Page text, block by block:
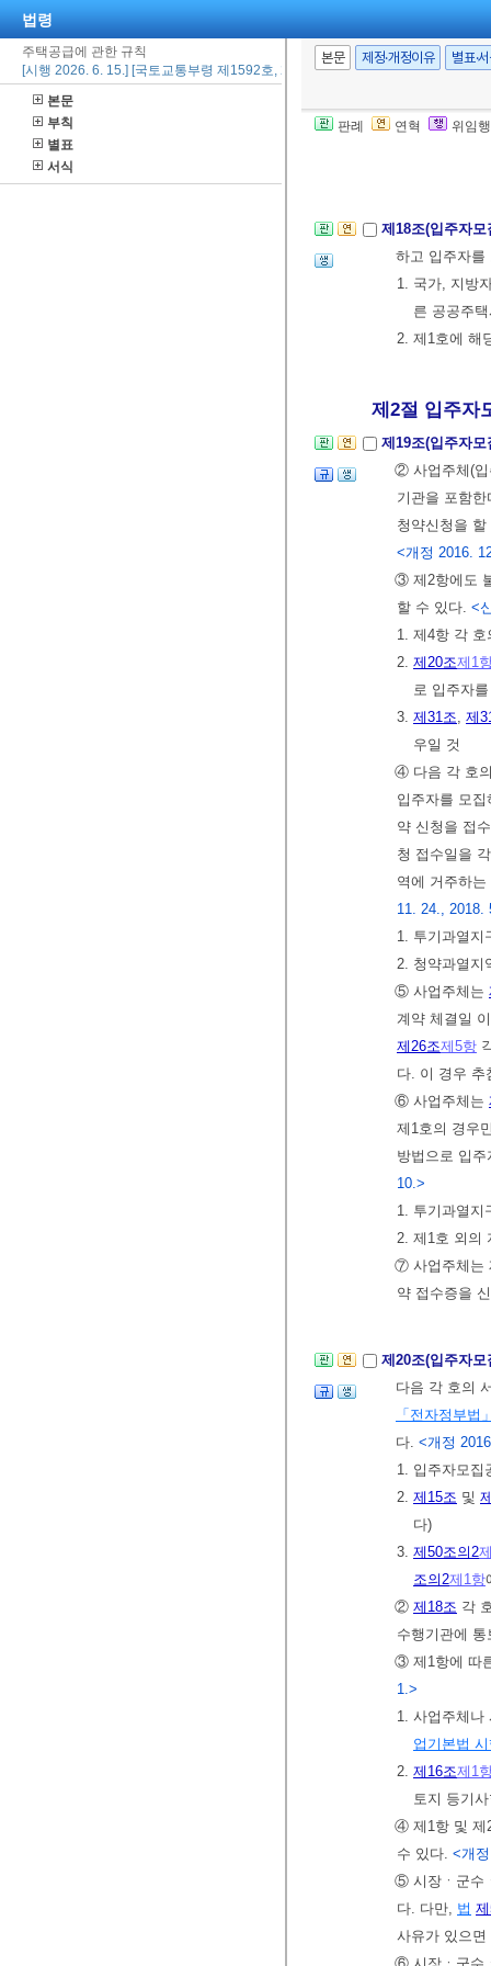
법령
주택공급에 관한 규칙
[시행 2026. 6. 15.] [국토교통부령 제1592호, 2026. 6. 15., 일부개정]
본문
부칙
별표
서식
본문 제정·개정이유 별표·
판례 연혁 위임
공정확인을 받
제17조(건축공
제18조(입주자
하고 입주자
1. 국가, 지방
른 공공주
2. 제1호에 해
제2절 입주자
제19조(입주자
② 사업주체(
기관을 포함
청약신청을
<개정 2016.
③ 제2항에도
할 수 있다. <
1. 제4항 각
2. 제20조제1
로 입주자
3. 제31조, 제
우일 것
④ 다음 각 호
입주자를 모
약 신청을 접
청 접수일을
역에 거주하
11. 24., 2018.
1. 투기과열지
2. 청약과열지
⑤ 사업주체는
계약 체결일
제26조제5항
다. 이 경우
⑥ 사업주체는
제1호의 경우
방법으로 입
10.>
1. 투기과열지
2. 제1호 외의
⑦ 사업주체는
약 접수증을
제20조(입주자
다음 각 호의
「전자정부법
다. <개정
1. 입주자모집
2. 제15조 및
다)
3. 제50조의2
조의2제1항
② 제18조 각
수행기관에
③ 제1항에 따
1.>
1. 사업주체
업기본법
2. 제16조제1
토지 등기
④ 제1항 및 제
수 있다. <개
⑤ 시장ㆍ군수
다. 다만, 법
사유가 있으